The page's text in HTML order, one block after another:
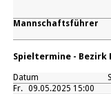
Mannschaftsführer
Spieltermine - Bezirk
Datum
Fr. 09.05.2025 15:00